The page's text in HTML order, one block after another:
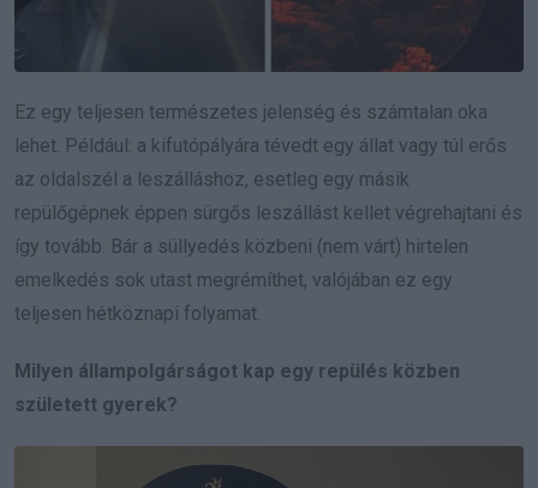
Ez egy teljesen természetes jelenség és számtalan oka
lehet. Például: a kifutópályára tévedt egy állat vagy túl erős
az oldalszél a leszálláshoz, esetleg egy másik
repülőgépnek éppen sürgős leszállást kellet végrehajtani és
így tovább. Bár a süllyedés közbeni (nem várt) hirtelen
emelkedés sok utast megrémíthet, valójában ez egy
teljesen hétköznapi folyamat.
Milyen állampolgárságot kap egy repülés közben
született gyerek?